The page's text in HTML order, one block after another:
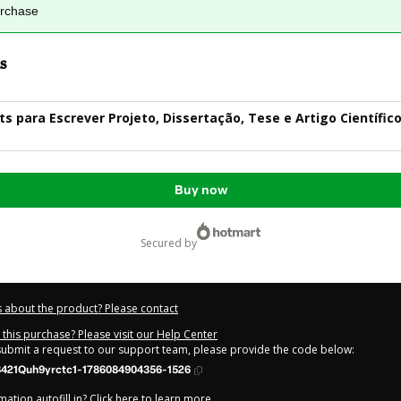
para Escrever Projeto, Dissertação, Tese e Artigo
Buy now
secured by
about the product? Please contact
purchase? Please visit our Help Center
a request to our support team, please provide the code below:
1786084904356-1526